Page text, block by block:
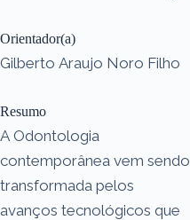
Orientador(a)
Gilberto Araujo Noro Filho
Resumo
A Odontologia
contemporânea vem sendo
transformada pelos
avanços tecnológicos que